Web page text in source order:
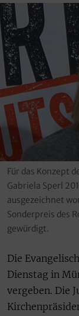
Für das Konzept
Gabriela Sperl
ausgezeichnet
Sonderpreis des
gewürdigt.
Die
Dienstag in
vergeben. Die